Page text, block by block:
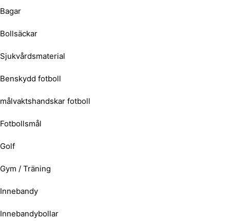
Bagar
Bollsäckar
Sjukvårdsmaterial
Benskydd fotboll
målvaktshandskar fotboll
Fotbollsmål
Golf
Gym / Träning
Innebandy
Innebandybollar